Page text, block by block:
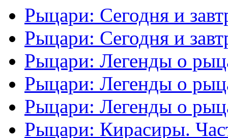
Рыцари: Сегодня и
Рыцари: Сегодня и
Рыцари: Легенды о
Рыцари: Легенды о
Рыцари: Легенды о
Рыцари: Кирасиры.